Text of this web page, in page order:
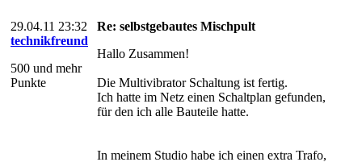
29.04.11 23:32
technikfreund
500 und mehr
Punkte
Re: selbstgebautes Mischpult
Hallo Zusammen!
Die Multivibrator Schaltung ist fertig.
Ich hatte im Netz einen Schaltplan gefunden,
für den ich alle Bauteile hatte.
In meinem Studio habe ich einen extra Trafo,